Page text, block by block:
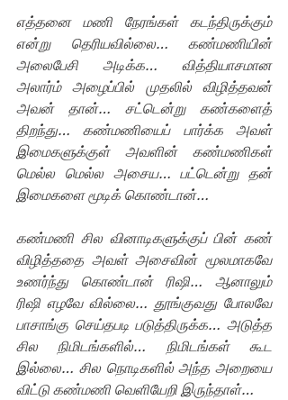
எத்தனை மணி நேரங்கள் கடந்திருக்கும்
என்று தெரியவில்லை… கண்மணியின்
அலைபேசி அடிக்க… வித்தியாசமான
அலார்ம் அழைப்பில் முதலில் விழித்தவன்
அவன் தான்… சட்டென்று கண்களைத்
திறந்து… கண்மணியைப் பார்க்க அவள்
இமைகளுக்குள் அவளின் கண்மணிகள்
மெல்ல மெல்ல அசைய… பட்டென்று தன்
இமைகளை மூடிக் கொண்டான்…
கண்மணி சில வினாடிகளுக்குப் பின் கண்
விழித்ததை அவள் அசைவின் மூலமாகவே
உணர்ந்து கொண்டான் ரிஷி… ஆனாலும்
ரிஷி எழவே வில்லை… தூங்குவது போலவே
பாசாங்கு செய்தபடி படுத்திருக்க… அடுத்த
சில நிமிடங்களில்… நிமிடங்கள் கூட
இல்லை… சில நொடிகளில் அந்த அறையை
விட்டு கண்மணி வெளியேறி இருந்தாள்…